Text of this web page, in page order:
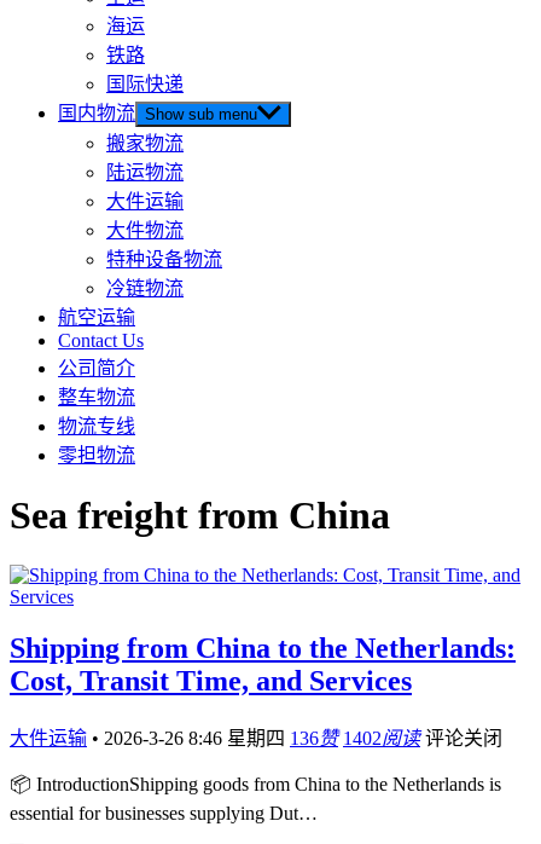
海运
铁路
国际快递
国内物流 Show sub menu
搬家物流
陆运物流
大件运输
大件物流
特种设备物流
冷链物流
航空运输
Contact Us
公司简介
整车物流
物流专线
零担物流
Sea freight from China
Shipping from China to the Netherlands:
Cost, Transit Time, and Services
大件运输 • 2026-3-26 8:46 星期四 136赞 1402阅读 评论关闭
📦 IntroductionShipping goods from China to the Netherlands is
essential for businesses supplying Dut…